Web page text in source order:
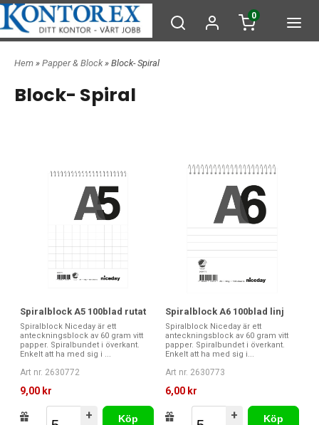
0
Hem » Papper & Block» Block- Spiral
Block- Spiral
Spiralblock A5 100blad rutat
Spiralblock Niceday är ett
anteckningsblock av 60 gram vitt
papper. Spiralbundet i överkant.
Enkelt att ha med sig i ...
Art nr. 2630772
9,00 kr
+
Köp
Spiralblock A6 100blad linj
Spiralblock Niceday är ett
anteckningsblock av 60 gram vitt
papper. Spiralbundet i överkant.
Enkelt att ha med sig i...
Art nr. 2630773
6,00 kr
+
Köp